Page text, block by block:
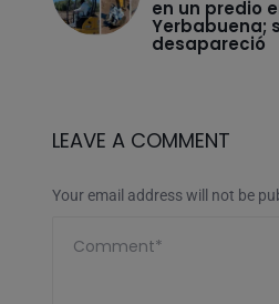
en un predio
Yerbabuena;
desapareció
LEAVE A COMMENT
Your email address will not be